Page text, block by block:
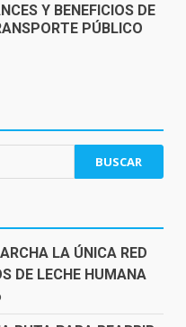
Y BENEFICIOS DE
PÚBLICO
LA ÚNICA RED
DE LECHE HUMANA